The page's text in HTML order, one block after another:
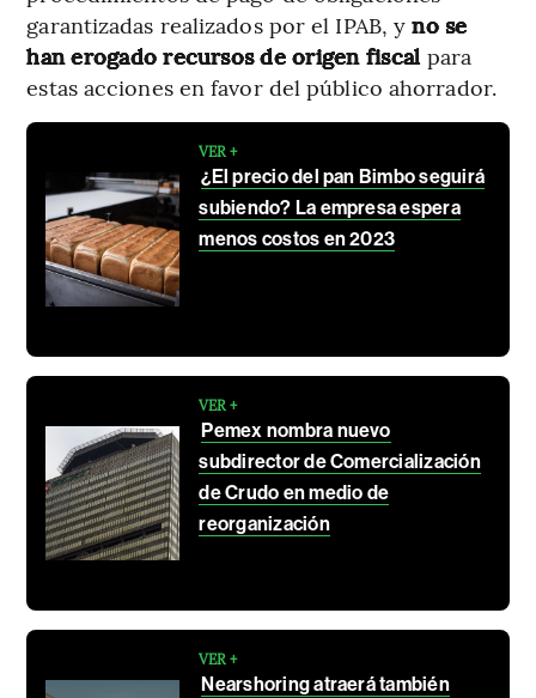
garantizadas realizados por el IPAB, yno se
han erogado recursos de origen fiscal para
estas acciones en favor del público ahorrador.
VER +
¿El precio del pan Bimbo seguirá
subiendo? La empresa espera
menos costos en 2023
VER +
Pemex nombra nuevo
subdirector de Comercialización
de Crudo en medio de
reorganización
VER +
Nearshoring atraerá también